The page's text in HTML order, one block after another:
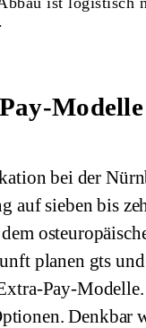
bei der
auf sieben bis
planen gts
Pay-
Denkbar